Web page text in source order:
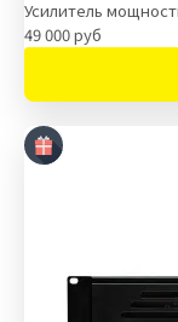
Усилитель
49 000 руб